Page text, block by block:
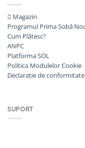
Magazin
Programul Prima Sobă
Cum Plătesc?
ANPC
Platforma SOL
Politica Modulelor Cookie
Declarație de conformitate
SUPORT